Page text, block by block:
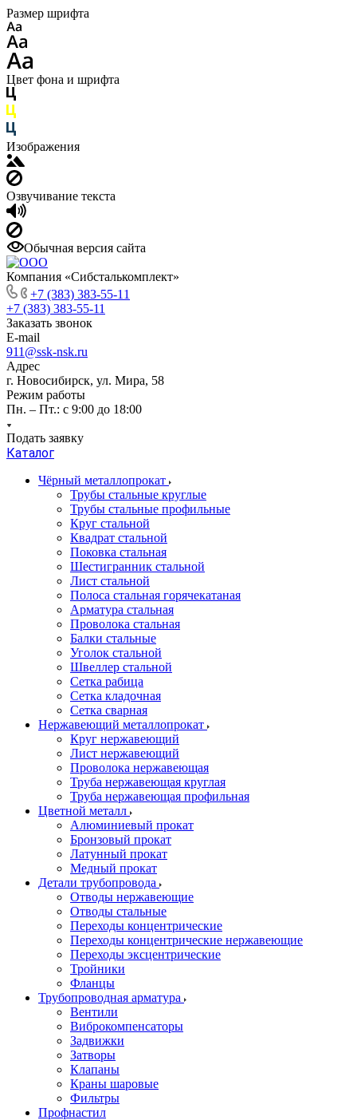
Размер шрифта
Цвет фона и шрифта
Изображения
Озвучивание текста
Обычная версия сайта
Компания «Сибсталькомплект»
+7 (383) 383-55-11
+7 (383) 383-55-11
Заказать звонок
E-mail
911@ssk-nsk.ru
Адрес
г. Новосибирск, ул. Мира, 58
Режим работы
Пн. – Пт.: с 9:00 до 18:00
Подать заявку
Каталог
Чёрный металлопрокат
Трубы стальные круглые
Трубы стальные профильные
Круг стальной
Квадрат стальной
Поковка стальная
Шестигранник стальной
Лист стальной
Полоса стальная горячекатаная
Арматура стальная
Проволока стальная
Балки стальные
Уголок стальной
Швеллер стальной
Сетка рабица
Сетка кладочная
Сетка сварная
Нержавеющий металлопрокат
Круг нержавеющий
Лист нержавеющий
Проволока нержавеющая
Труба нержавеющая круглая
Труба нержавеющая профильная
Цветной металл
Алюминиевый прокат
Бронзовый прокат
Латунный прокат
Медный прокат
Детали трубопровода
Отводы нержавеющие
Отводы стальные
Переходы концентрические
Переходы концентрические нержавеющие
Переходы эксцентрические
Тройники
Фланцы
Трубопроводная арматура
Вентили
Виброкомпенсаторы
Задвижки
Затворы
Клапаны
Краны шаровые
Фильтры
Профнастил